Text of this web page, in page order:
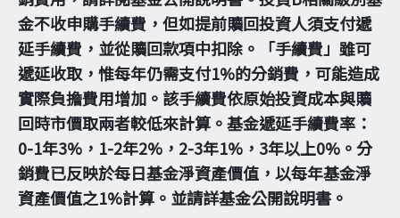
金不收申購手續費，但如提前贖回投資人須支付遞
延手續費，並從贖回款項中扣除。「手續費」雖可
遞延收取，惟每年仍需支付1%的分銷費，可能造成
實際負擔費用增加。該手續費依原始投資成本與贖
回時市價取兩者較低來計算。基金遞延手續費率：
0-1年3%，1-2年2%，2-3年1%，3年以上0%。分
銷費已反映於每日基金淨資產價值，以每年基金淨
資產價值之1%計算。並請詳基金公開說明書。